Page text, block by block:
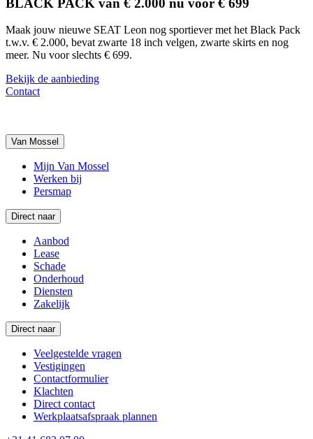
BLACK PACK van € 2.000 nu voor € 699
Maak jouw nieuwe SEAT Leon nog sportiever met het Black Pack
t.w.v. € 2.000, bevat zwarte 18 inch velgen, zwarte skirts en nog
meer. Nu voor slechts € 699.
Bekijk de aanbieding
Contact
Van Mossel
Mijn Van Mossel
Werken bij
Persmap
Direct naar
Aanbod
Lease
Schade
Onderhoud
Diensten
Zakelijk
Direct naar
Veelgestelde vragen
Vestigingen
Contactformulier
Klachten
Direct contact
Werkplaatsafspraak plannen